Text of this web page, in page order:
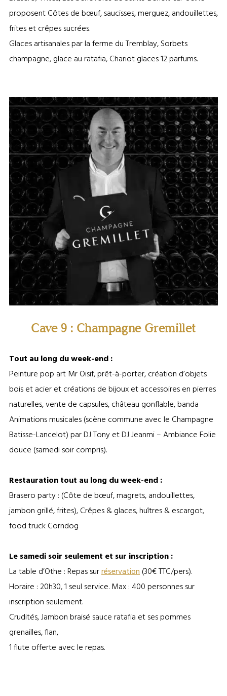
proposent Côtes de bœuf, saucisses, merguez, andouillettes,
frites et crêpes sucrées.
Glaces artisanales par la ferme du Tremblay, Sorbets
champagne, glace au ratafia, Chariot glaces 12 parfums.
Cave 9 : Champagne Gremillet
Tout au long du week-end :
Peinture pop art Mr Oisif, prêt-à-porter, création d’objets
bois et acier et créations de bijoux et accessoires en pierres
naturelles, vente de capsules, château gonflable, banda
Animations musicales (scène commune avec le Champagne
Batisse-Lancelot) par DJ Tony et DJ Jeanmi – Ambiance Folie
douce (samedi soir compris).
Restauration tout au long du week-end :
Brasero party : (Côte de bœuf, magrets, andouillettes,
jambon grillé, frites), Crêpes & glaces, huîtres & escargot,
food truck Corndog
Le samedi soir seulement et sur inscription :
La table d’Othe : Repas surréservation(30€ TTC/pers).
Horaire : 20h30, 1 seul service. Max : 400 personnes sur
inscription seulement.
Crudités, Jambon braisé sauce ratafia et ses pommes
grenailles, flan,
1 flute offerte avec le repas.